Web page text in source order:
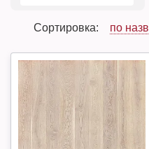
Сортировка: по